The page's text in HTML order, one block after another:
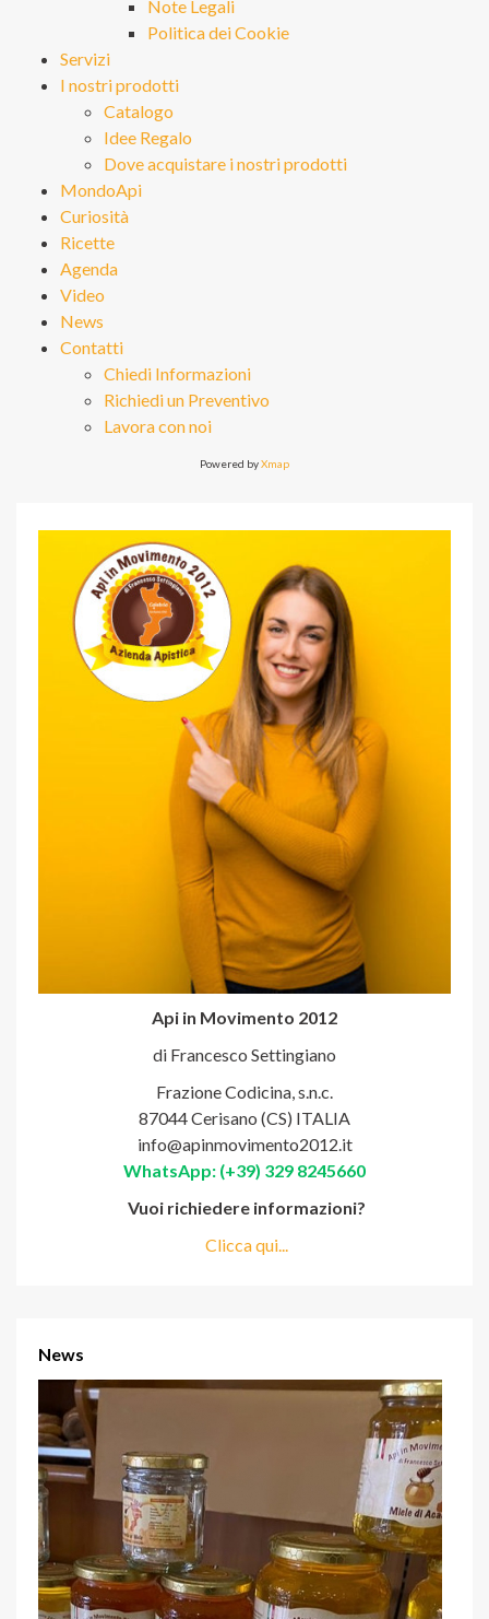
Note Legali
Politica dei Cookie
Servizi
I nostri prodotti
Catalogo
Idee Regalo
Dove acquistare i nostri prodotti
MondoApi
Curiosità
Ricette
Agenda
Video
News
Contatti
Chiedi Informazioni
Richiedi un Preventivo
Lavora con noi
Powered byXmap
Api in Movimento 2012
di Francesco Settingiano
Frazione Codicina, s.n.c.
87044 Cerisano (CS) ITALIA
info@apinmovimento2012.it
WhatsApp: (+39) 329 8245660
Vuoi richiedere informazioni?
Clicca qui...
News